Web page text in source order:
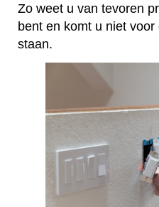
Zo weet u van tevoren
bent en komt u niet
staan.